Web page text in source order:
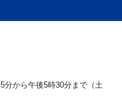
から午後5時30分まで（土